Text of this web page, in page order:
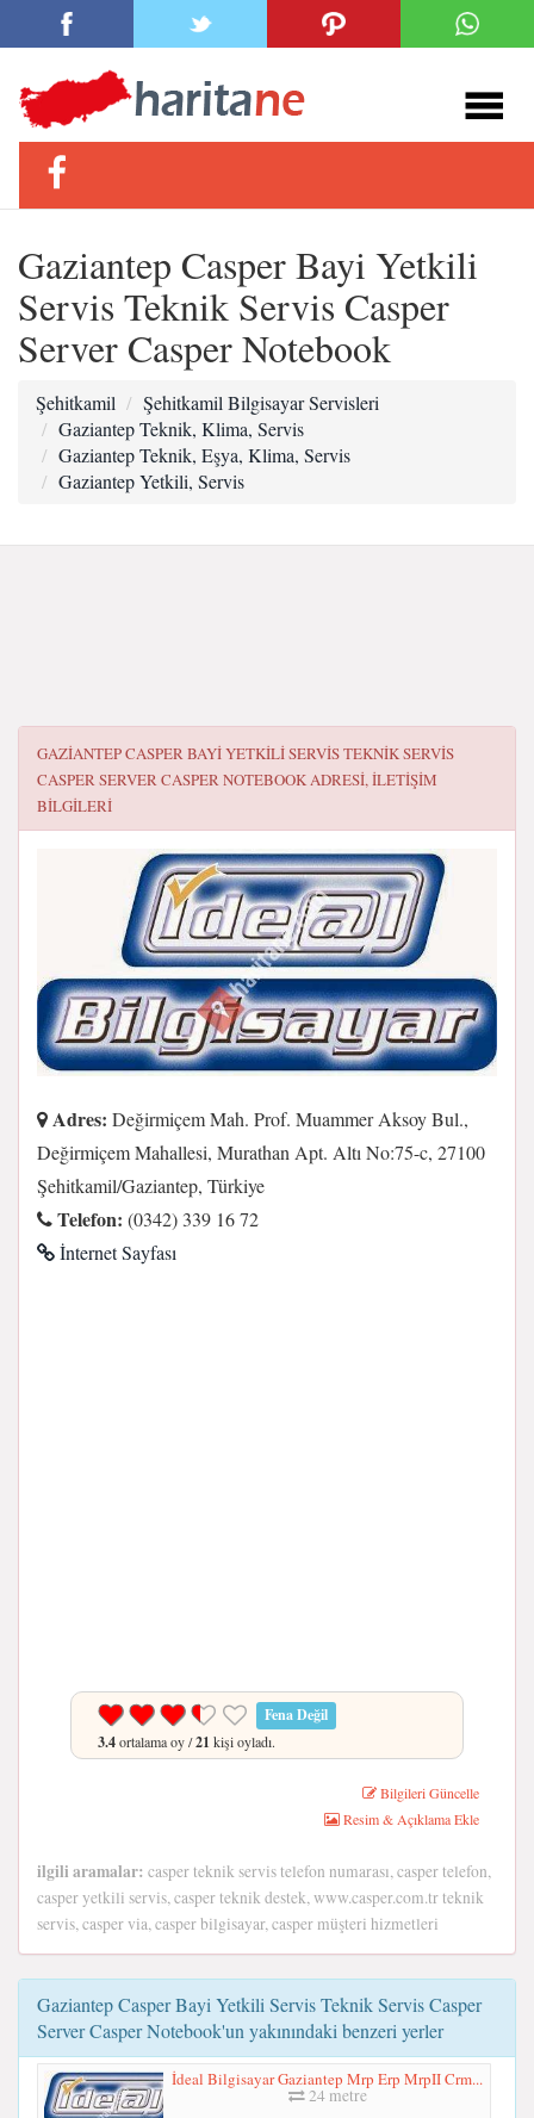
Gaziantep Casper Bayi Yetkili
Servis Teknik Servis Casper
Server Casper Notebook
Şehitkamil
Şehitkamil Bilgisayar Servisleri
Gaziantep Teknik, Klima, Servis
Gaziantep Teknik, Eşya, Klima, Servis
Gaziantep Yetkili, Servis
GAZIANTEP CASPER BAYI YETKILI SERVIS TEKNIK SERVIS
CASPER SERVER CASPER NOTEBOOKADRESI, ILETIŞIM
BILGILERI
Adres: Değirmiçem Mah. Prof. Muammer Aksoy Bul.,
Değirmiçem Mahallesi, Murathan Apt. Altı No:75-c, 27100
Şehitkamil/Gaziantep, Türkiye
Telefon: (0342) 339 16 72
İnternet Sayfası
Fena Değil
3.4ortalama oy /21 kişi oyladı.
Bilgileri Güncelle
Resim & Açıklama Ekle
ilgili aramalar: casper teknik servis telefon numarası, casper telefon,
casper yetkili servis, casper teknik destek, www.casper.com.tr teknik
servis, casper via, casper bilgisayar, casper müşteri hizmetleri
Gaziantep Casper Bayi Yetkili Servis Teknik Servis Casper
Server Casper Notebook'un yakınındaki benzeri yerler
İdeal Bilgisayar Gaziantep Mrp Erp MrpII Crm...
24 metre